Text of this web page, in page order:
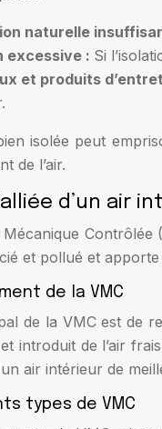
naturelle
excessive : Si
et produits
isolée peut
de l’air.
d’un air
Mécanique
et pollué et
de la VMC
de la VMC est de
introduit de l’air
air intérieur de
types de VMC